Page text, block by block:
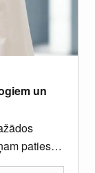
un
patiesi